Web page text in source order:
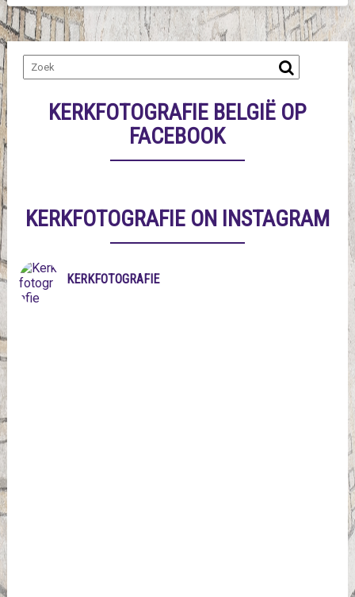
KERKFOTOGRAFIE BELGIË OP
FACEBOOK
KERKFOTOGRAFIE ON INSTAGRAM
KERKFOTOGRAFIE